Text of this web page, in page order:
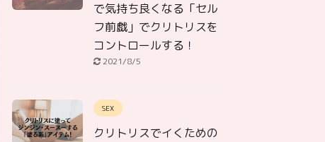
で気持ち良くなる「セル
フ前戯」でクリトリスを
コントロールする！
2021/8/5
SEX
クリトリスでイくための